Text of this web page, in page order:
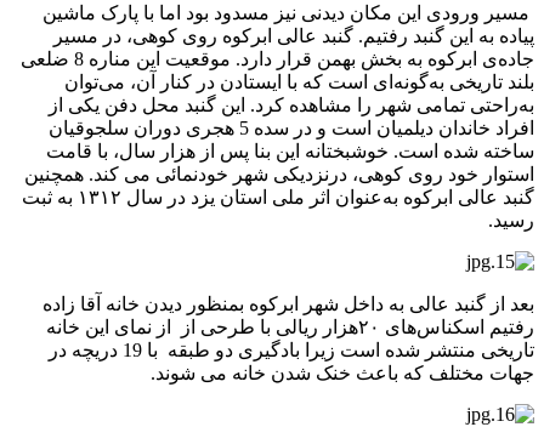
مسیر ورودی این مکان دیدنی نیز مسدود بود اما با پارک ماشین
پیاده به این گنبد رفتیم. گنبد عالی ابرکوه روی کوهی، در مسیر
جاده‌ی ابرکوه به بخش بهمن قرار دارد. موقعیت این مناره 8 ضلعی
بلند تاریخی به‌گونه‌ای است که با ایستادن در کنار آن، می‌توان
به‌راحتی تمامی شهر را مشاهده کرد. این گنبد محل دفن یکی از
افراد خاندان دیلمیان است و در سده 5 هجری دوران سلجوقیان
ساخته شده است. خوشبختانه این بنا پس از هزار سال، با قامت
استوار خود روی کوهی، درنزدیکی شهر خودنمائی می کند. همچنین
گنبد عالی ابرکوه به‌عنوان اثر ملی استان یزد در سال ۱۳۱۲ به ثبت
رسید.
بعد از گنبد عالی به داخل شهر ابرکوه بمنظور دیدن خانه آقا زاده
رفتیم اسکناس‌های ۲۰هزار ریالی با طرحی از از نمای این خانه
تاریخی منتشر شده است زیرا بادگیری دو طبقه با 19 دریچه در
جهات مختلف که باعث خنک شدن خانه می شوند.